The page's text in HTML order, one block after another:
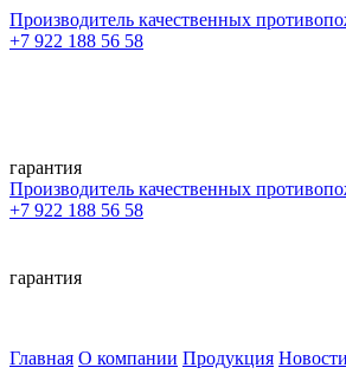
Производитель качественных
+7 922 188 56 58
гарантия
Производитель качественных
+7 922 188 56 58
гарантия
Главная О компании Продукция Новости